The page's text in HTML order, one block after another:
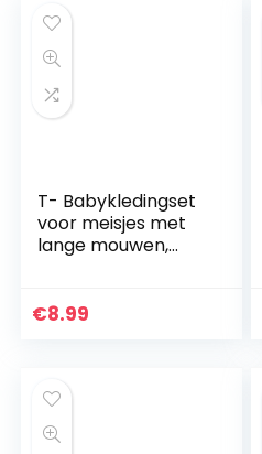
T- Babykledingset
voor meisjes met
lange mouwen,
kledingset voor
€8.99